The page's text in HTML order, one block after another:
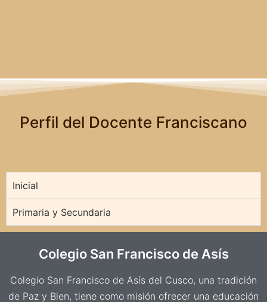
Perfil del Docente Franciscano
Inicial
Primaria y Secundaria
Colegio San Francisco de Asís
Colegio San Francisco de Asís del Cusco, una tradición
de Paz y Bien, tiene como misión ofrecer una educación